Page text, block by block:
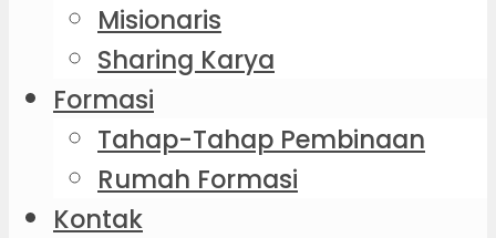
Misionaris
Sharing Karya
Formasi
Tahap-Tahap Pembinaan
Rumah Formasi
Kontak